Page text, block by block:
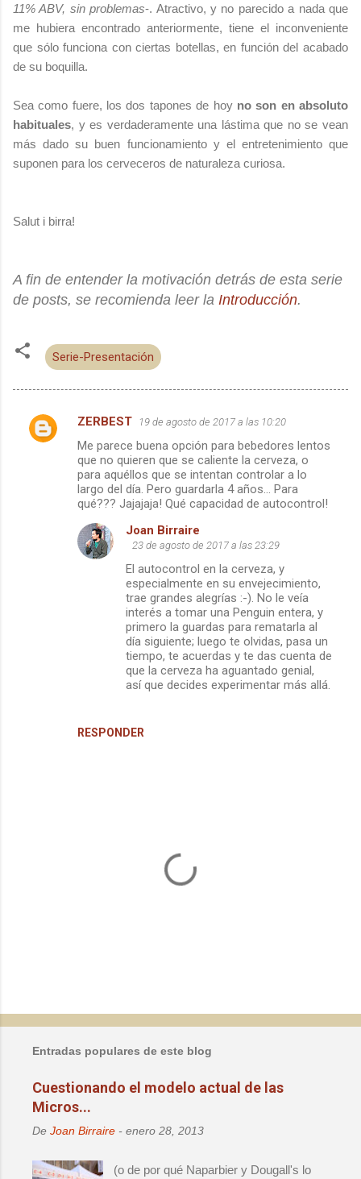
11% ABV, sin problemas-. Atractivo, y no parecido a nada que
me hubiera encontrado anteriormente, tiene el inconveniente
que sólo funciona con ciertas botellas, en función del acabado
de su boquilla.
Sea como fuere, los dos tapones de hoy no son en absoluto
habituales, y es verdaderamente una lástima que no se vean
más dado su buen funcionamiento y el entretenimiento que
suponen para los cerveceros de naturaleza curiosa.
Salut i birra!
A fin de entender la motivación detrás de esta serie
de posts, se recomienda leer la Introducción.
Serie-Presentación
C
ZERBEST 19 de agosto de 2017 a las 10:20
Me parece buena opción para bebedores lentos
que no quieren que se caliente la cerveza, o
para aquéllos que se intentan controlar a lo
largo del día. Pero guardarla 4 años... Para
qué??? Jajajaja! Qué capacidad de autocontrol!
RESPONDER
Joan Birraire
23 de agosto de 2017 a las 23:29
El autocontrol en la cerveza, y
especialmente en su envejecimiento,
trae grandes alegrías :-). No le veía
interés a tomar una Penguin entera, y
primero la guardas para rematarla al
día siguiente; luego te olvidas, pasa un
tiempo, te acuerdas y te das cuenta de
que la cerveza ha aguantado genial,
así que decides experimentar más allá.
c
a
r
u
n
o
Entradas populares de este blog
Cuestionando el modelo actual de las
Micros...
De Joan Birraire - enero 28, 2013
(o de por qué Naparbier y Dougall's lo